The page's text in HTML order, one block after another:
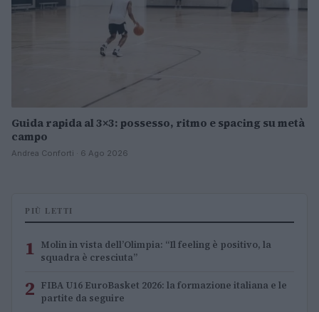
Guida rapida al 3×3: possesso, ritmo e spacing su metà
campo
Andrea Conforti · 6 Ago 2026
PIÙ LETTI
1 Molin in vista dell’Olimpia: “Il feeling è positivo, la
squadra è cresciuta”
2 FIBA U16 EuroBasket 2026: la formazione italiana e le
partite da seguire